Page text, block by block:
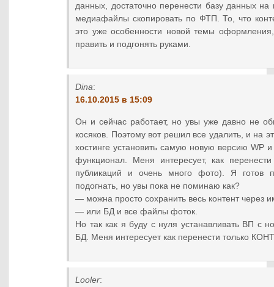
данных, достаточно перенести базу данных на
медиафайлы скопировать по ФТП. То, что
это уже особенности новой темы
править и подгонять руками.
Dina:
16.10.2015 в 15:09
Он и сейчас работает, но увы уже давно не
косяков. Поэтому вот решил все удалить, и на
хостинге установить самую новую версию
функционал. Меня интересует, как
публикаций и очень много фото). Я готов
подогнать, но увы пока не поминаю как?
— можна просто сохранить весь контент через
— или БД и все файлы фоток.
Но так как я буду с нуля устанавливать ВП с
БД. Меня интересует как перенести только
Looler: